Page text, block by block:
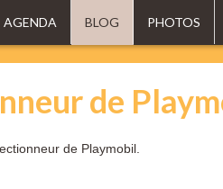
AGENDA BLOG PHOTOS
de
de Playmobil.